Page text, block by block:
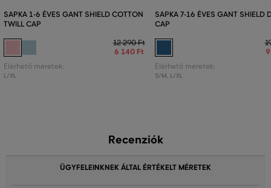
SAPKA 1-6 ÉVES GANT SHIELD COTTON
TWILL CAP
12 290 Ft
6 140 Ft
Elérhető méretek:
L/XL
SAPKA 7-16 ÉVES GANT SHIELD
CAP
Elérhető méretek:
S/M, L/XL
Recenziók
ÜGYFELEINKNEK ÁLTAL ÉRTÉKELT MÉRETEK